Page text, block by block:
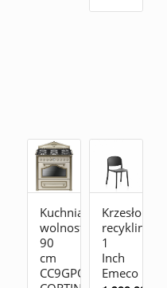
Kuchnia
wolnostojąca
90
cm
CC9GPO
Krzesło
recyklingowe
1
Inch
Emeco